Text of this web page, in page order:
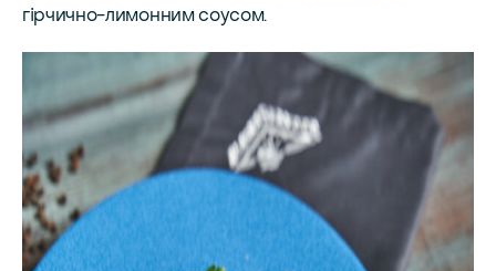
гірчично-лимонним соусом.